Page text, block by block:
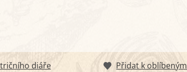
diáře Přidat k oblíbeným